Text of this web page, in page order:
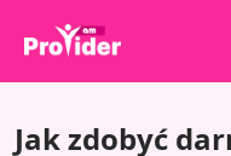
Jak zdobyć